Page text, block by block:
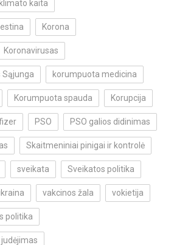
klimato kaita
Korona
Koronavirusas
Sąjunga korumpuota medicina
Korumpuota spauda Korupcija
PSO PSO galios didinimas
Skaitmeniniai pinigai ir kontrolė
sveikata Sveikatos politika
vakcinos žala vokietija
politika